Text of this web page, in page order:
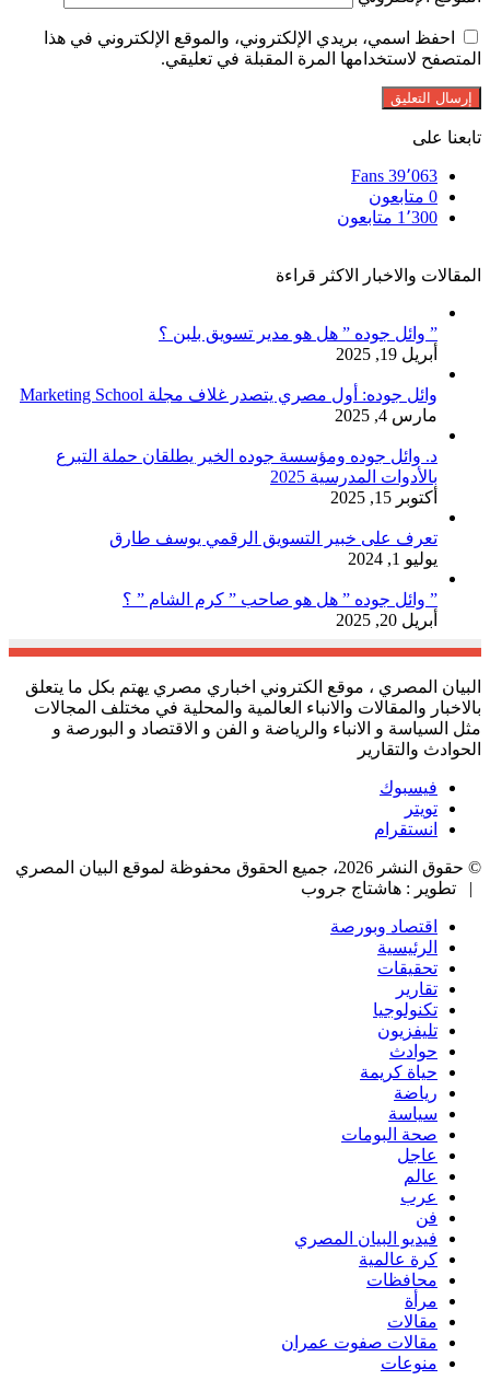
احفظ اسمي، بريدي الإلكتروني، والموقع الإلكتروني في هذا
المتصفح لاستخدامها المرة المقبلة في تعليقي.
تابعنا على
39٬063 Fans
0 متابعون
1٬300 متابعون
المقالات والاخبار الاكثر قراءة
” وائل جوده ” هل هو مدير تسويق بلبن ؟
أبريل 19, 2025
وائل جوده: أول مصري يتصدر غلاف مجلة Marketing School
مارس 4, 2025
د. وائل جوده ومؤسسة جوده الخير يطلقان حملة التبرع
بالأدوات المدرسية 2025
أكتوبر 15, 2025
تعرف على خبير التسويق الرقمي يوسف طارق
يوليو 1, 2024
” وائل جوده ” هل هو صاحب ” كرم الشام ” ؟
أبريل 20, 2025
البيان المصري ، موقع الكتروني اخباري مصري يهتم بكل ما يتعلق
بالاخبار والمقالات والانباء العالمية والمحلية في مختلف المجالات
مثل السياسة و الانباء والرياضة و الفن و الاقتصاد و البورصة و
الحوادث والتقارير
فيسبوك
تويتر
انستقرام
© حقوق النشر 2026، جميع الحقوق محفوظة لموقع البيان المصري
| تطوير : هاشتاج جروب
اقتصاد وبورصة
الرئيسية
تحقيقات
تقارير
تكنولوجيا
تليفزيون
حوادث
حياة كريمة
رياضة
سياسة
صحة البومات
عاجل
عالم
عرب
فن
فيديو البيان المصري
كرة عالمية
محافظات
مرأة
مقالات
مقالات صفوت عمران
منوعات